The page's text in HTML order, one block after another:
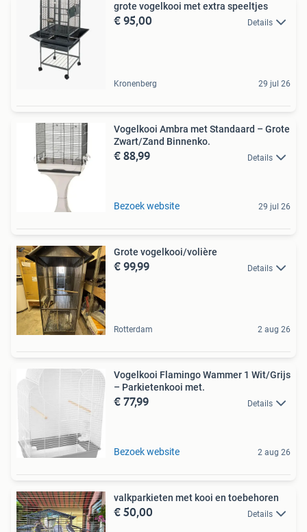
grote vogelkooi met extra speeltjes
€ 95,00 Details
Kronenberg 29 jul 26
Vogelkooi Ambra met Standaard – Grote
Zwart/Zand Binnenko.
€ 88,99 Details
Bezoek website 29 jul 26
Grote vogelkooi/volière
€ 99,99 Details
Rotterdam 2 aug 26
Vogelkooi Flamingo Wammer 1 Wit/Grijs
– Parkietenkooi met.
€ 77,99 Details
Bezoek website 2 aug 26
valkparkieten met kooi en toebehoren
€ 50,00 Details